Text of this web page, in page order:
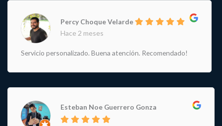
Percy Choque Velarde
Hace 2 meses
Servicio personalizado. Buena atención. Recomendado!
Esteban Noe Guerrero Gonza